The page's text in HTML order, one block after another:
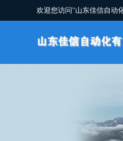
欢迎您访问"山东佳信自动